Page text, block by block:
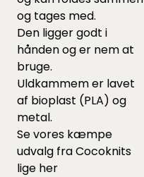
og tages med.
Den ligger godt i
hånden og er nem at
bruge.
Uldkammem er lavet
af bioplast (PLA) og
metal.
Se vores kæmpe
udvalg fra Cocoknits
lige her